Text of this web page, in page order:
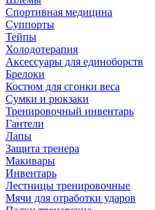
Спортивная медицина
Суппорты
Тейпы
Холодотерапия
Аксессуары для единоборств
Брелоки
Костюм для сгонки веса
Сумки и рюкзаки
Тренировочный инвентарь
Гантели
Лапы
Защита тренера
Макивары
Инвентарь
Лестницы тренировочные
Мячи для отработки ударов